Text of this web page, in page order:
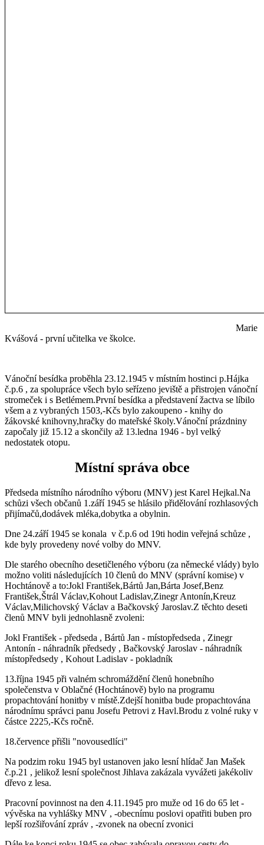
Marie
Kvášová - první učitelka ve školce.
Vánoční besídka proběhla 23.12.1945 v místním hostinci p.Hájka
č.p.6 , za spolupráce všech bylo seřízeno jeviště a přistrojen vánoční
stromeček i s Betlémem.První besídka a představení žactva se líbilo
všem a z vybraných 1503,-Kčs bylo zakoupeno - knihy do
žákovské knihovny,hračky do mateřské školy.Vánoční prázdniny
započaly již 15.12 a skončily až 13.ledna 1946 - byl velký
nedostatek otopu.
Místní správa obce
Předseda místního národního výboru (MNV) jest Karel Hejkal.Na
schůzi všech občanů 1.září 1945 se hlásilo přidělování rozhlasových
přijímačů,dodávek mléka,dobytka a obylnin.
Dne 24.září 1945 se konala v č.p.6 od 19ti hodin veřejná schůze ,
kde byly provedeny nové volby do MNV.
Dle starého obecního desetičleného výboru (za německé vlády) bylo
možno voliti následujících 10 členů do MNV (správní komise) v
Hochtánově a to:Jokl František,Bártů Jan,Bárta Josef,Benz
František,Štrál Václav,Kohout Ladislav,Zinegr Antonín,Kreuz
Václav,Milichovský Václav a Bačkovský Jaroslav.Z těchto deseti
členů MNV byli jednohlasně zvoleni:
Jokl František - předseda , Bártů Jan - místopředseda , Zinegr
Antonín - náhradník předsedy , Bačkovský Jaroslav - náhradník
místopředsedy , Kohout Ladislav - pokladník
13.října 1945 při valném schromáždění členů honebního
společenstva v Oblačné (Hochtánově) bylo na programu
propachtování honitby v místě.Zdejší honitba bude propachtována
národnímu správci panu Josefu Petrovi z Havl.Brodu z volné ruky v
částce 2225,-Kčs ročně.
18.července přišli "novousedlíci"
Na podzim roku 1945 byl ustanoven jako lesní hlídač Jan Mašek
č.p.21 , jelikož lesní společnost Jihlava zakázala vyvážeti jakékoliv
dřevo z lesa.
Pracovní povinnost na den 4.11.1945 pro muže od 16 do 65 let -
vývěska na vyhlášky MNV , -obecnímu poslovi opatřiti buben pro
lepší rozšiřování zpráv , -zvonek na obecní zvonici